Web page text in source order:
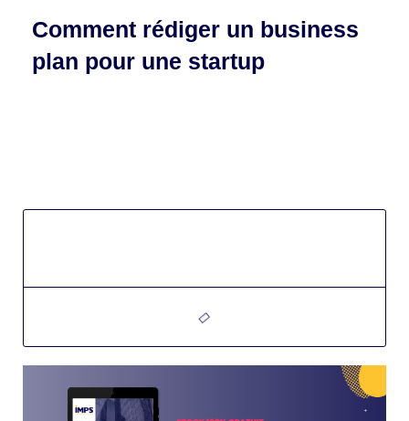
Comment rédiger un business
plan pour une startup